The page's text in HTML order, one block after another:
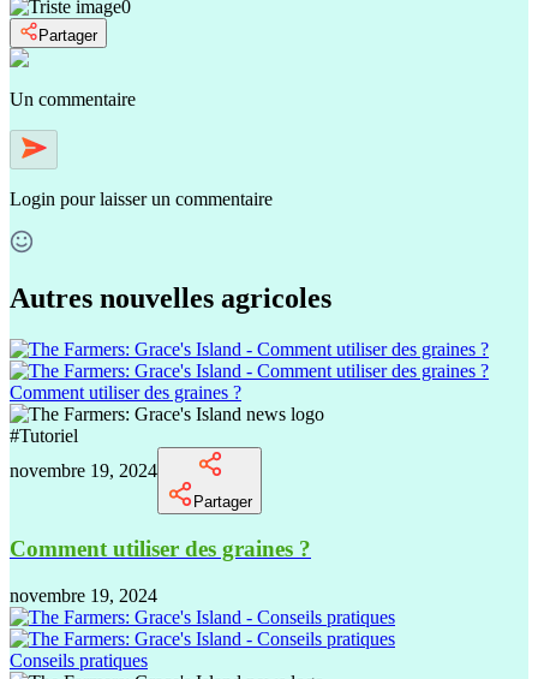
0
Partager
Un commentaire
Login pour laisser un commentaire
Autres nouvelles agricoles
Comment utiliser des graines ?
#Tutoriel
novembre 19, 2024
Partager
Comment utiliser des graines ?
novembre 19, 2024
Conseils pratiques